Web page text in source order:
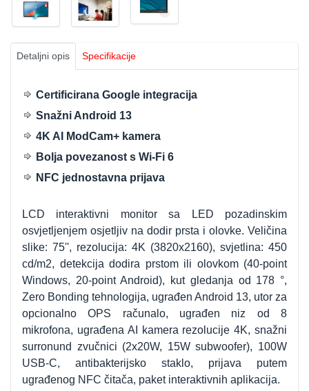
Detaljni opis Specifikacije
Certificirana Google integracija
Snažni Android 13
4K AI ModCam+ kamera
Bolja povezanost s Wi-Fi 6
NFC jednostavna prijava
LCD interaktivni monitor sa LED pozadinskim
osvjetljenjem osjetljiv na dodir prsta i olovke. Veličina
slike: 75'', rezolucija: 4K (3820x2160), svjetlina: 450
cd/m2, detekcija dodira prstom ili olovkom (40-point
Windows, 20-point Android), kut gledanja od 178 °,
Zero Bonding tehnologija, ugrađen Android 13, utor za
opcionalno OPS računalo, ugrađen niz od 8
mikrofona, ugrađena AI kamera rezolucije 4K, snažni
surronund zvučnici (2x20W, 15W subwoofer), 100W
USB-C, antibakterijsko staklo, prijava putem
ugrađenog NFC čitača, paket interaktivnih aplikacija.